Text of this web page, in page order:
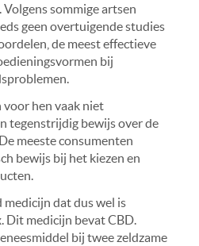
sommige artsen
geen overtuigende studies
de meest effectieve
bij
hen vaak niet
tegenstrijdig bewijs over de
meeste consumenten
bewijs bij het kiezen en
medicijn dat dus wel is
Dit medicijn bevat CBD.
bij twee zeldzame